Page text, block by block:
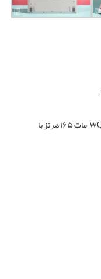
مات ۱۶۵ هرتز با